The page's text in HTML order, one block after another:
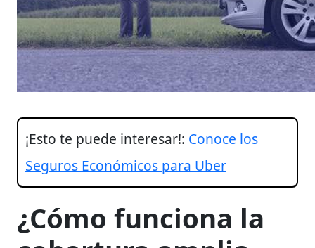
¡Esto te puede interesar!: Conoce los
Seguros Económicos para Uber
¿Cómo funciona la